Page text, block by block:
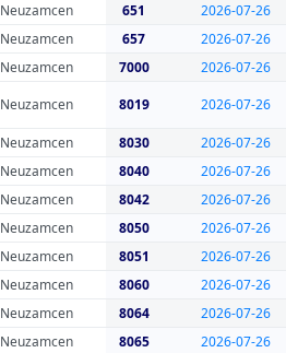
Neuzamcen 651
2026-07-26
Neuzamcen 657
2026-07-26
Neuzamcen 7000
2026-07-26
Neuzamcen 8019 2026-07-26
Neuzamcen 8030
2026-07-26
Neuzamcen 8040
2026-07-26
Neuzamcen 8042
2026-07-26
Neuzamcen 8050
2026-07-26
Neuzamcen 8051
2026-07-26
Neuzamcen 8060
2026-07-26
Neuzamcen 8064
2026-07-26
Neuzamcen 8065
2026-07-26